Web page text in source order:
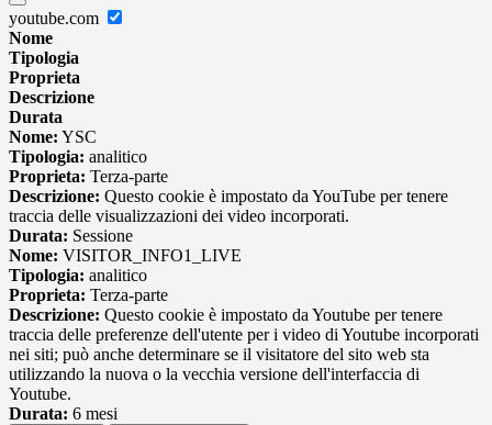
youtube.com
Nome
Tipologia
Proprieta
Descrizione
Durata
Nome: YSC
Tipologia: analitico
Proprieta: Terza-parte
Descrizione: Questo cookie è impostato da YouTube per tenere
traccia delle visualizzazioni dei video incorporati.
Durata: Sessione
Nome: VISITOR_INFO1_LIVE
Tipologia: analitico
Proprieta: Terza-parte
Descrizione: Questo cookie è impostato da Youtube per tenere
traccia delle preferenze dell'utente per i video di Youtube incorporati
nei siti; può anche determinare se il visitatore del sito web sta
utilizzando la nuova o la vecchia versione dell'interfaccia di
Youtube.
Durata: 6 mesi